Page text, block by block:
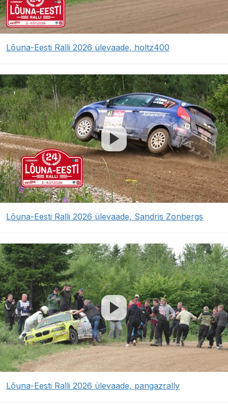
Lõuna-Eesti Ralli 2026 ülevaade, holtz400
Lõuna-Eesti Ralli 2026 ülevaade, Sandris Zonbergs
Lõuna-Eesti Ralli 2026 ülevaade, pangazrally